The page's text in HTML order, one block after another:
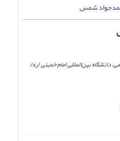
دانشگاه بین‌المللی امام خمینی (ره)،